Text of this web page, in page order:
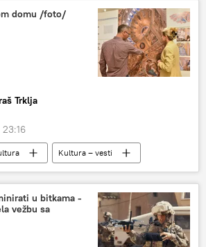
domu /foto/
Trklja
Kultura – vesti
– društvo
u bitkama -
vežbu sa